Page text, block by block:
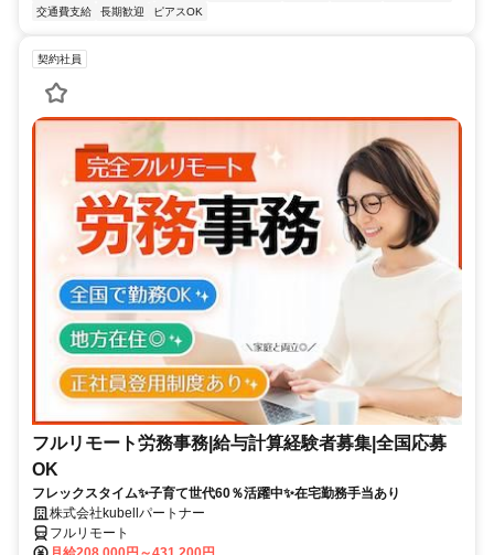
交通費支給
長期歓迎 ピアスOK
契約社員
フルリモート労務事務|給与計算経験者募集|全国応募
OK
フレックスタイム✨子育て世代60％活躍中✨在宅勤務手当あり
株式会社kubellパートナー
フルリモート